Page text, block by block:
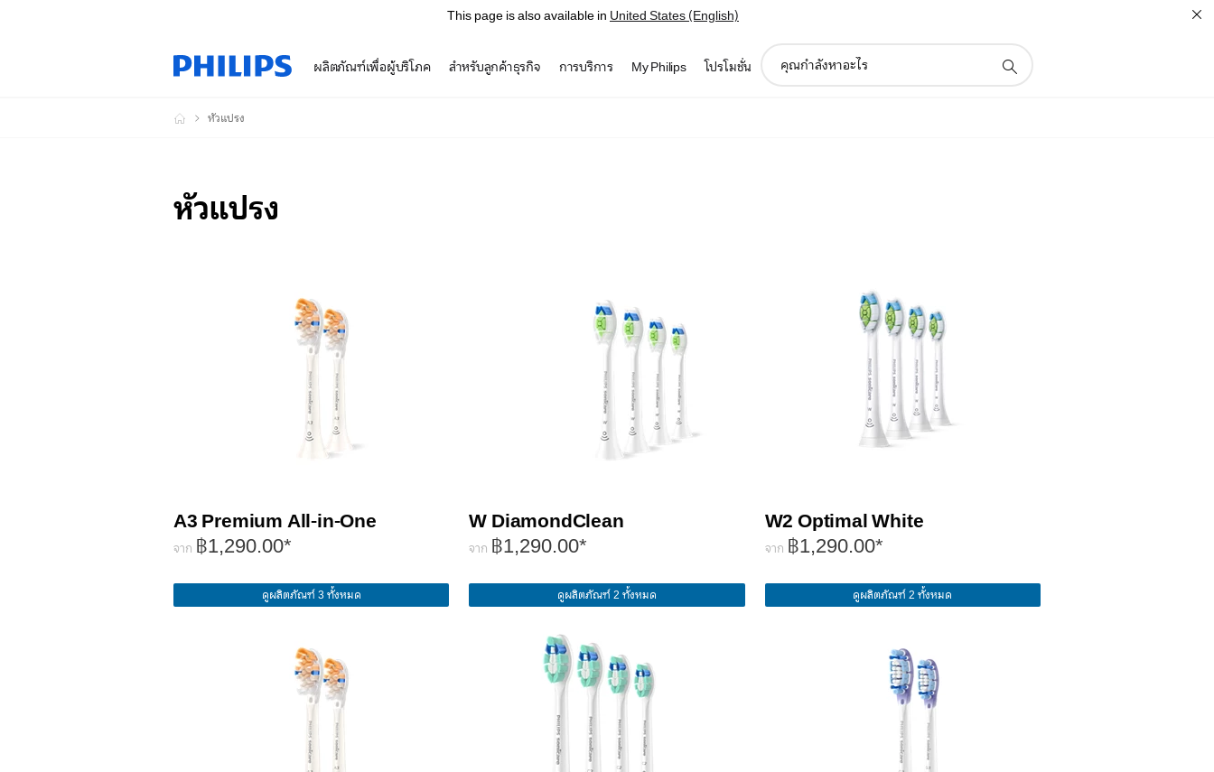
This page is also available inUnited States (English)
ผลิตภัณฑ์เพื่อผู้บริโภค สำหรับลูกค้าธุรกิจ การบริการ My Philips โปรโมชั่น
search
หัวแปรง
หัวแปรง
A3 Premium All-in-One
จาก ฿1,290.00*
ดูผลิตภัณฑ์ 3 ทั้งหมด
W DiamondClean
จาก ฿1,290.00*
ดูผลิตภัณฑ์ 2 ทั้งหมด
W2 Optimal White
จาก ฿1,290.00*
ดูผลิตภัณฑ์ 2 ทั้งหมด